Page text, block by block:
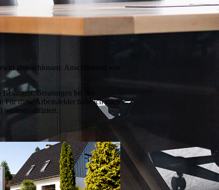
abgeschlossen. Anschließend war
Beratungen bei der
Für diese Arbeitsfelder habe ich mich
weiterqualifiziert.